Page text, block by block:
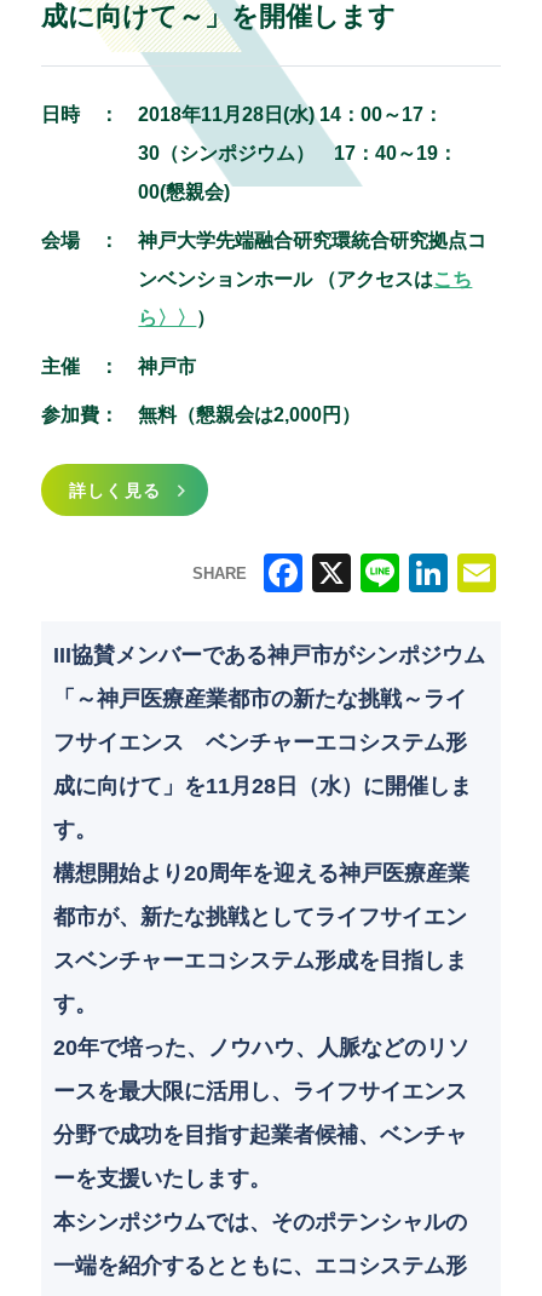
成に向けて～」を開催します
日時 ：
2018年11月28日(水) 14：00～17：
30（シンポジウム） 17：40～19：
00(懇親会)
会場 ：
神戸大学先端融合研究環統合研究拠点コ
ンベンションホール
（アクセスはこち
ら〉〉 ）
主催 ： 神戸市
参加費： 無料（懇親会は2,000円）
詳しく見る
SHARE
a
c
e
b
o
k
n
e
n
k
e
dI
n
m
ai
III協賛メンバーである神戸市がシンポジウム
「～神戸医療産業都市の新たな挑戦～ライ
フサイエンス ベンチャーエコシステム形
成に向けて」を11月28日（水）に開催しま
す。
構想開始より20周年を迎える神戸医療産業
都市が、新たな挑戦としてライフサイエン
スベンチャーエコシステム形成を目指しま
す。
20年で培った、ノウハウ、人脈などのリソ
ースを最大限に活用し、ライフサイエンス
分野で成功を目指す起業者候補、ベンチャ
ーを支援いたします。
本シンポジウムでは、そのポテンシャルの
一端を紹介するとともに、エコシステム形